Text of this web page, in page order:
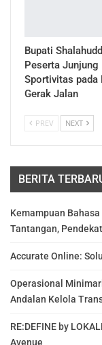
Bupati
Peserta Junjung
Sportivitas pada
Gerak Jalan
PREV NEXT
BERITA
Kemampuan
Tantangan,
Accurate Online:
Operasional
Andalan Kelola
RE:DEFINE by
Avenue